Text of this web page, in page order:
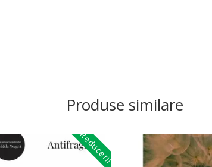
Produse similare
Reduceri!